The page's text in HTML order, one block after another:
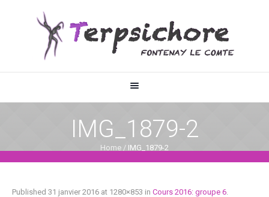
IMG_1879-2
Home / IMG_1879-2
Published 31 janvier 2016 at 1280×853 in Cours 2016: groupe 6.